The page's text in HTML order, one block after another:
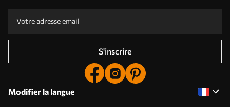
S'inscrire
Modifier la langue